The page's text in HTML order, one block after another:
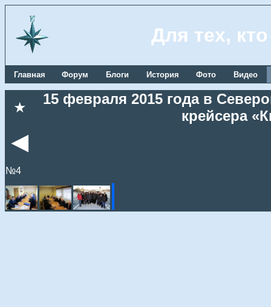
Для тех,
Главная Форум Блоги История Фото Видео
★
15 февраля 2015 года в
крейсера
◄
№4